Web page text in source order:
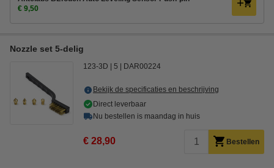
€ 9,50
Nozzle set 5-delig
123-3D 5 DAR00224
Bekijk de specificaties en beschrijving
Direct leverbaar
Nu bestellen is maandag in huis
€ 28,90 Bestellen